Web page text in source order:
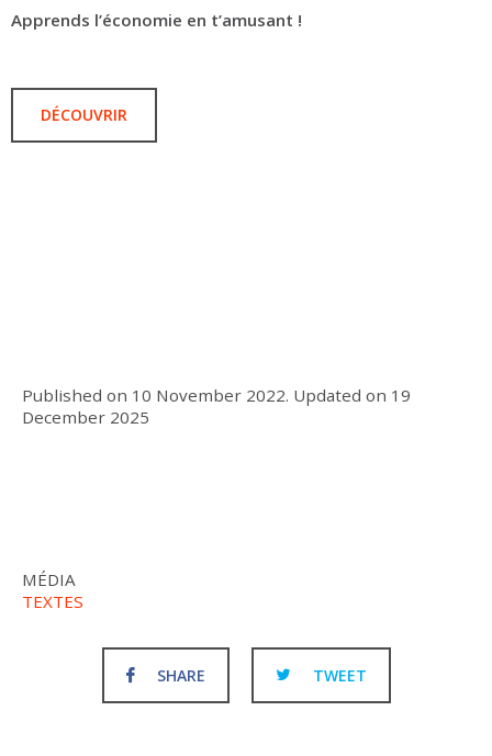
Apprends l’économie en t’amusant !
DÉCOUVRIR
Published on 10 November 2022. Updated on 19
December 2025
MÉDIA
TEXTES
SHARE TWEET